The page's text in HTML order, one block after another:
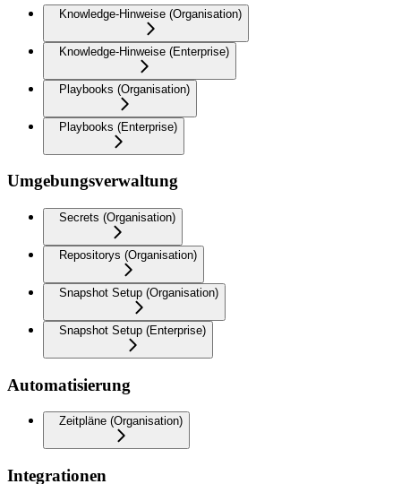
Knowledge-Hinweise (Organisation)
Knowledge-Hinweise (Enterprise)
Playbooks (Organisation)
Playbooks (Enterprise)
Umgebungsverwaltung
Secrets (Organisation)
Repositorys (Organisation)
Snapshot Setup (Organisation)
Snapshot Setup (Enterprise)
Automatisierung
Zeitpläne (Organisation)
Integrationen